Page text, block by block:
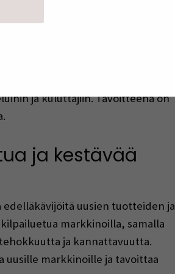
ja hyödyistä sekä
kartoittaminen,
Elintarviketeollisuuden
ja kuluttajiin. Tavoitteena on
ja kestävää
uusien tuotteiden ja
markkinoilla, samalla
ja kannattavuutta.
uusille markkinoille ja tavoittaa